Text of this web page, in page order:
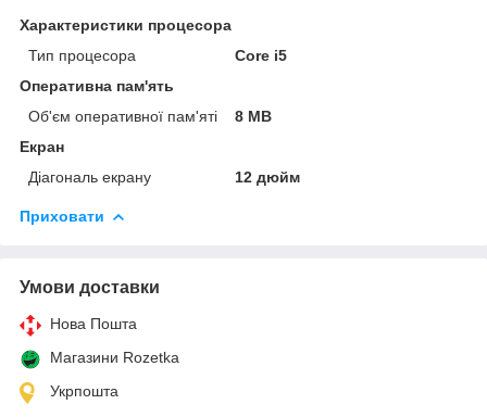
Характеристики процесора
Тип процесора
Core i5
Оперативна пам'ять
Об'єм оперативної пам'яті
8 MB
Екран
Діагональ екрану
12 дюйм
Приховати
Умови доставки
Нова Пошта
Магазини Rozetka
Укрпошта